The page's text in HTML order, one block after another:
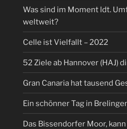
Was sind im Moment ldt.
weltweit?
Celle ist Vielfallt – 2022
52 Ziele ab Hannover (HAJ)
Gran Canaria hat tausend
Ein schönner Tag in
Das Bissendorfer Moor,